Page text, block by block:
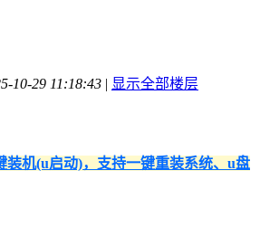
10-29 11:18:43 | 显示全部楼层
装机(u启动)，支持一键重装系统、u盘